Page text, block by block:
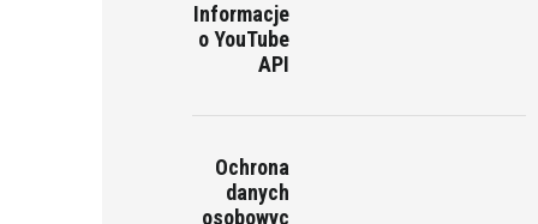
Informacje
o YouTube
API
Ochrona
danych
osobowyc